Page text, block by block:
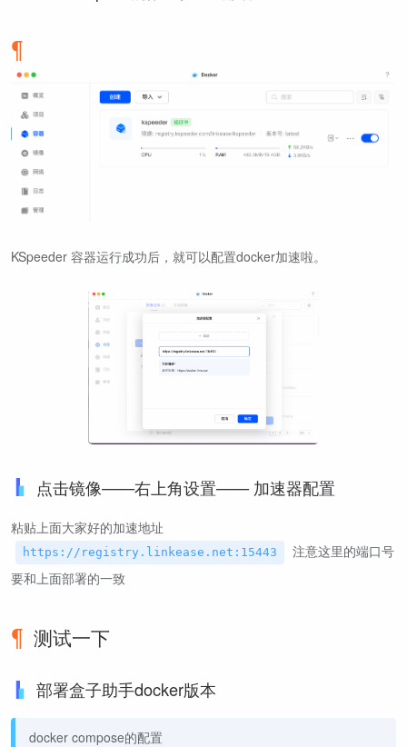
KSpeeder 容器运行成功后，就可以配置docker加速啦。
点击镜像——右上角设置—— 加速器配置
粘贴上面大家好的加速地址
https://registry.linkease.net:15443
注意这里的端口号
要和上面部署的一致
测试一下
部署盒子助手docker版本
docker compose的配置